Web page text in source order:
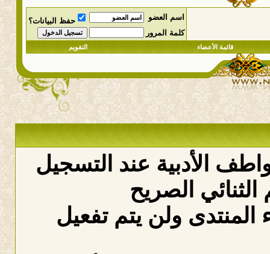
اسم العضو
حفظ البيانات؟
كلمة المرور
قائمة الأعضاء التقويم
الأدبية عند التسجيل
الصريح
ولن يتم تفعيل